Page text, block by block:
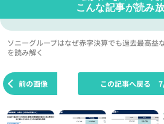
こんな記事が読み
ソニーグループはなぜ赤字決算でも過去最高益
を読み解く
前の画像 この記事へ戻る